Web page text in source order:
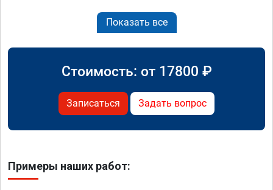
Показать все
Стоимость: от 17800 ₽
Записаться Задать вопрос
Примеры наших работ: